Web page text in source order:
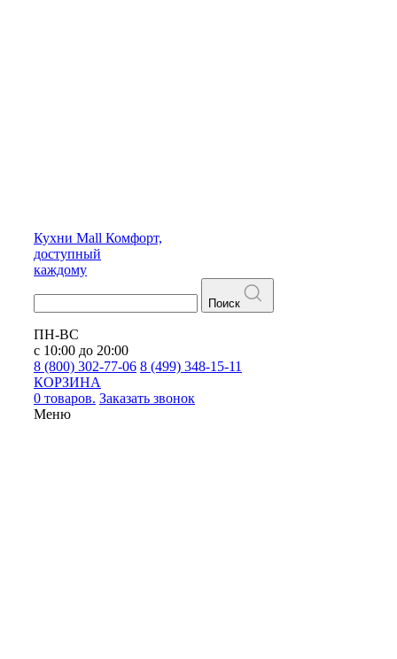
Кухни Mall Комфорт,
доступный
каждому
Поиск
ПН-ВС
с 10:00 до 20:00
8 (800) 302-77-06 8 (499) 348-15-11
КОРЗИНА
0 товаров. Заказать звонок
Меню